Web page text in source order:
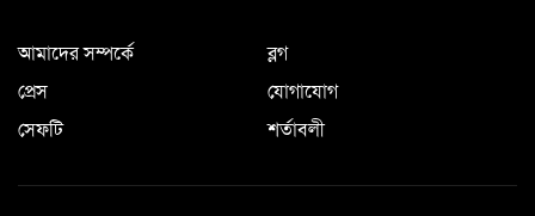
আমাদের সম্পর্কে
ব্লগ
প্রেস
যোগাযোগ
সেফটি
শর্তাবলী